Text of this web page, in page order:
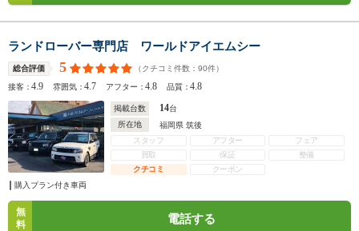
ランドローバー専門店 ワールドアイエムシー
総合評価 5 （クチコミ件数： 90件）
接客：4.9 雰囲気：4.7 アフター：4.8 品質：4.8
掲載台数 14台
所在地
福岡県 筑後
スタッフ
アフター
フェア
買取
保証
整備
クチコミ
クーポン
購入プラン付き車両
無
料
電話する